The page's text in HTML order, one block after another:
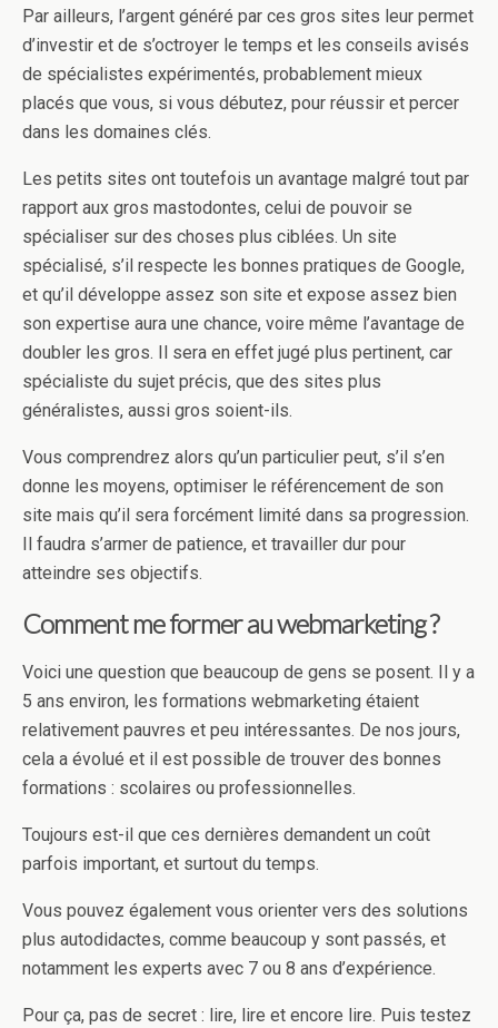
Par ailleurs, l’argent généré par ces gros sites leur permet
d’investir et de s’octroyer le temps et les conseils avisés
de spécialistes expérimentés, probablement mieux
placés que vous, si vous débutez, pour réussir et percer
dans les domaines clés.
Les petits sites ont toutefois un avantage malgré tout par
rapport aux gros mastodontes, celui de pouvoir se
spécialiser sur des choses plus ciblées. Un site
spécialisé, s’il respecte les bonnes pratiques de Google,
et qu’il développe assez son site et expose assez bien
son expertise aura une chance, voire même l’avantage de
doubler les gros. Il sera en effet jugé plus pertinent, car
spécialiste du sujet précis, que des sites plus
généralistes, aussi gros soient-ils.
Vous comprendrez alors qu’un particulier peut, s’il s’en
donne les moyens, optimiser le référencement de son
site mais qu’il sera forcément limité dans sa progression.
Il faudra s’armer de patience, et travailler dur pour
atteindre ses objectifs.
Comment me former au webmarketing ?
Voici une question que beaucoup de gens se posent. Il y a
5 ans environ, les formations webmarketing étaient
relativement pauvres et peu intéressantes. De nos jours,
cela a évolué et il est possible de trouver des bonnes
formations : scolaires ou professionnelles.
Toujours est-il que ces dernières demandent un coût
parfois important, et surtout du temps.
Vous pouvez également vous orienter vers des solutions
plus autodidactes, comme beaucoup y sont passés, et
notamment les experts avec 7 ou 8 ans d’expérience.
Pour ça, pas de secret : lire, lire et encore lire. Puis testez